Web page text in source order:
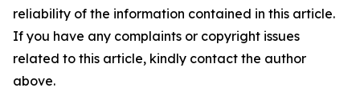
reliability of the information contained in this article.
If you have any complaints or copyright issues
related to this article, kindly contact the author
above.